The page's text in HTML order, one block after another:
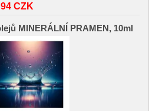
94 CZK
MINERÁLNÍ PRAMEN, 10ml